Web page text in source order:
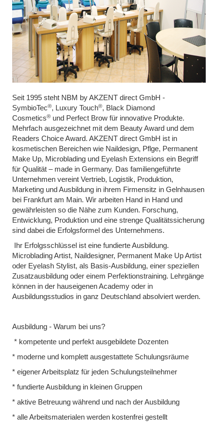
Seit 1995 steht NBM by AKZENT direct GmbH -
SymbioTec®, Luxury Touch®, Black Diamond
Cosmetics® und Perfect Brow für innovative Produkte.
Mehrfach ausgezeichnet mit dem Beauty Award und dem
Readers Choice Award. AKZENT direct GmbH ist in
kosmetischen Bereichen wie Naildesign, Pflge, Permanent
Make Up, Microblading und Eyelash Extensions ein Begriff
für Qualität – made in Germany. Das familiengeführte
Unternehmen vereint Vertrieb, Logistik, Produktion,
Marketing und Ausbildung in ihrem Firmensitz in Gelnhausen
bei Frankfurt am Main. Wir arbeiten Hand in Hand und
gewährleisten so die Nähe zum Kunden. Forschung,
Entwicklung, Produktion und eine strenge Qualitätssicherung
sind dabei die Erfolgsformel des Unternehmens.
Ihr Erfolgsschlüssel ist eine fundierte Ausbildung.
Microblading Artist, Naildesigner, Permanent Make Up Artist
oder Eyelash Stylist, als Basis-Ausbildung, einer speziellen
Zusatzausbildung oder einem Perfektionstraining. Lehrgänge
können in der hauseigenen Academy oder in
Ausbildungsstudios in ganz Deutschland absolviert werden.
Ausbildung - Warum bei uns?
* kompetente und perfekt ausgebildete Dozenten
* moderne und komplett ausgestattete Schulungsräume
* eigener Arbeitsplatz für jeden Schulungsteilnehmer
* fundierte Ausbildung in kleinen Gruppen
* aktive Betreuung während und nach der Ausbildung
* alle Arbeitsmaterialen werden kostenfrei gestellt